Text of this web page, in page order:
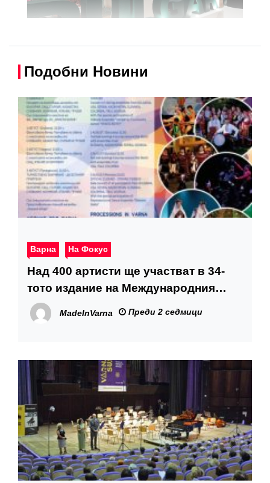
Подобни Новини
Варна На Фокус
Над 400 артисти ще участват в 34-
тото издание на Международния
фолклорен фестивал „Варненско
лято“
MadeInVarna Преди 2 седмици